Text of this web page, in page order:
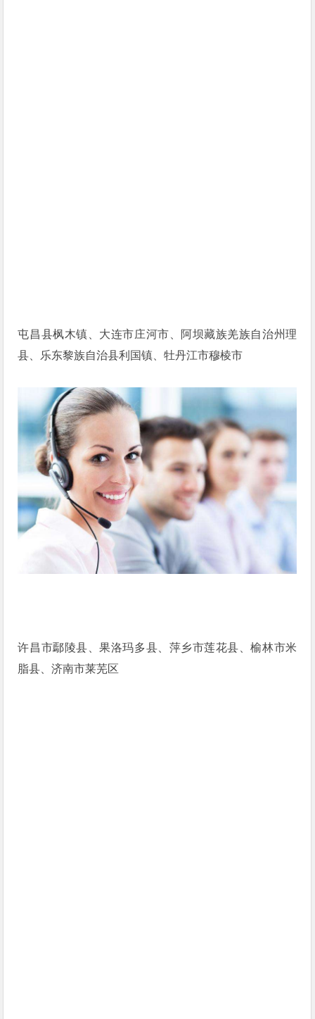
屯昌县枫木镇、大连市庄河市、阿坝藏族羌族自治州理
县、乐东黎族自治县利国镇、牡丹江市穆棱市
许昌市鄢陵县、果洛玛多县、萍乡市莲花县、榆林市米
脂县、济南市莱芜区